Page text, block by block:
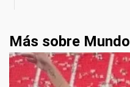
Más sobre Mundo